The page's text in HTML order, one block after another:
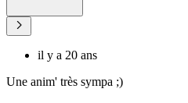
il y a 20 ans
Une anim' très sympa ;)